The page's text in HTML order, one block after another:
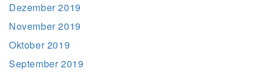
Dezember 2019
November 2019
Oktober 2019
September 2019